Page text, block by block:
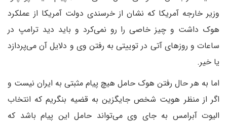
وزیر خارجه آمریکا که نشان از خرسندی دولت آمریکا از عملکرد
هوک داشت و چیز خاصی را رو نمی‌کرد و باید دید ترامپ در
ساعات و روزهای آتی در توییتی به رفتن وی و دلایل آن می‌پردازد
یا خیر.
اما به هر حال رفتن هوک حامل هیچ پیام مثبتی به ایران نیست و
اگر از منظر هویت شخص جایگزین به قضیه بنگریم که انتخاب
الیوت آبرامس به جای وی می‌تواند حامل این پیام باشد که